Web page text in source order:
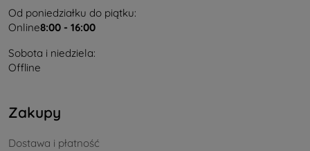
Od poniedziałku do piątku:
Online8:00 - 16:00
Sobota i niedziela:
Offline
Zakupy
Dostawa i płatność